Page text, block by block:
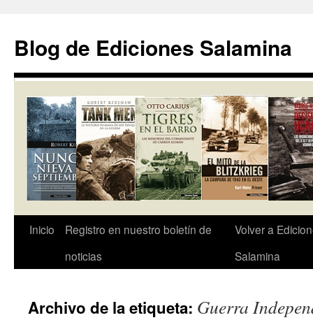
contenido
Blog de Ediciones Salamina
Inicio
Registro en nuestro boletín de
noticias
Volver a
Salamina
Archivo de la etiqueta: Guerra